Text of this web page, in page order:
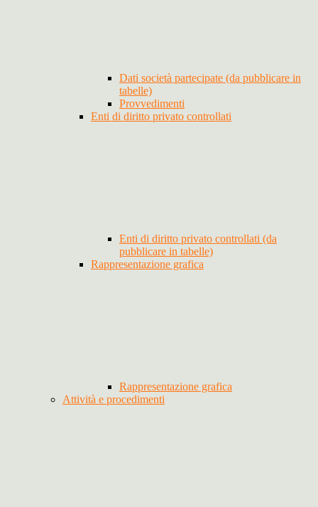
Dati società partecipate (da pubblicare in
tabelle)
Provvedimenti
Enti di diritto privato controllati
Enti di diritto privato controllati (da
pubblicare in tabelle)
Rappresentazione grafica
Rappresentazione grafica
Attività e procedimenti